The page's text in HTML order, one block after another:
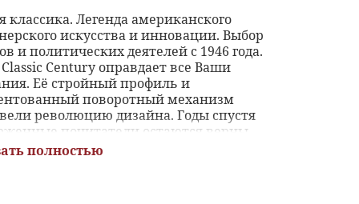
классика. Легенда американского
искусства и инновации. Выбор
и политических деятелей с 1946 года.
Century оправдает все Ваши
Её стройный профиль и
поворотный механизм
революцию дизайна. Годы спустя
почитатели остаются верны
силуэту, а законодатели моды
полностью